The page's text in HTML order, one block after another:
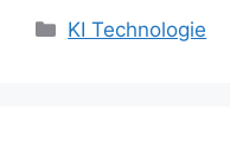
Categories
KI Technologie